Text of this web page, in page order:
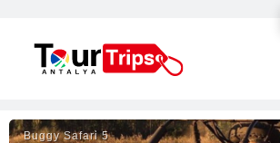
Buggy Safari̇ 5